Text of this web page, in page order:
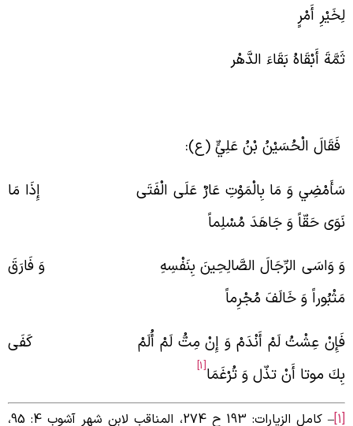
أَمْرٍ
أَبْقَاهُ بَقَاءَ الدَّهْر
الْحُسَيْنُ بْنُ عَلِيٍّ (ع‏):
وَ مَا بِالْمَوْتِ عَارٌ عَلَى الْفَتَى إِذَا مَا
حَقّاً وَ جَاهَدَ مُسْلِماً
وَاسَى الرِّجَالَ الصَّالِحِينَ بِنَفْسِهِ وَ فَارَقَ
وَ خَالَفَ مُجْرِماً
عِشْتُ لَمْ أَنْدَمْ‏ وَ إِنْ مِتُّ لَمْ أُلَمْ كَفَى
موتا أَنْ تذّل وَ تُرْغَمَا[1]
– کامل الزیارات: 193 ح 274، المناقب لابن شهر آشوب 4: 95،